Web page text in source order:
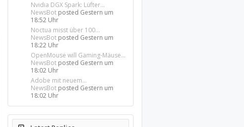
Nvidia DGX Spark: Lüfter...
NewsBot posted Gestern um
18:52 Uhr
Noctua misst über 100...
NewsBot posted Gestern um
18:22 Uhr
OpenMouse will Gaming-Mäuse...
NewsBot posted Gestern um
18:02 Uhr
Adobe mit neuem...
NewsBot posted Gestern um
18:02 Uhr